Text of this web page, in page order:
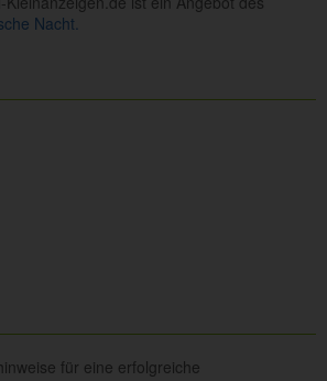
Nacht.
für eine erfolgreiche